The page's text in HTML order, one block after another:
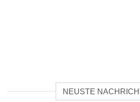
NEUSTE